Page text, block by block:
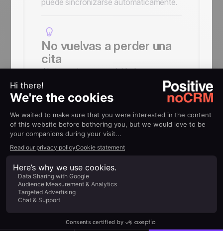
puede sincronizarse automáticamente.
No vuelvas a perder una
cita
Al sincronizar tus actividades
comerciales con tu calendario, recibirás
recordatorios de tus próximas citas y
podrás mantener tu jornada
perfectamente organizada.
AYUDA
Guías de
implementación